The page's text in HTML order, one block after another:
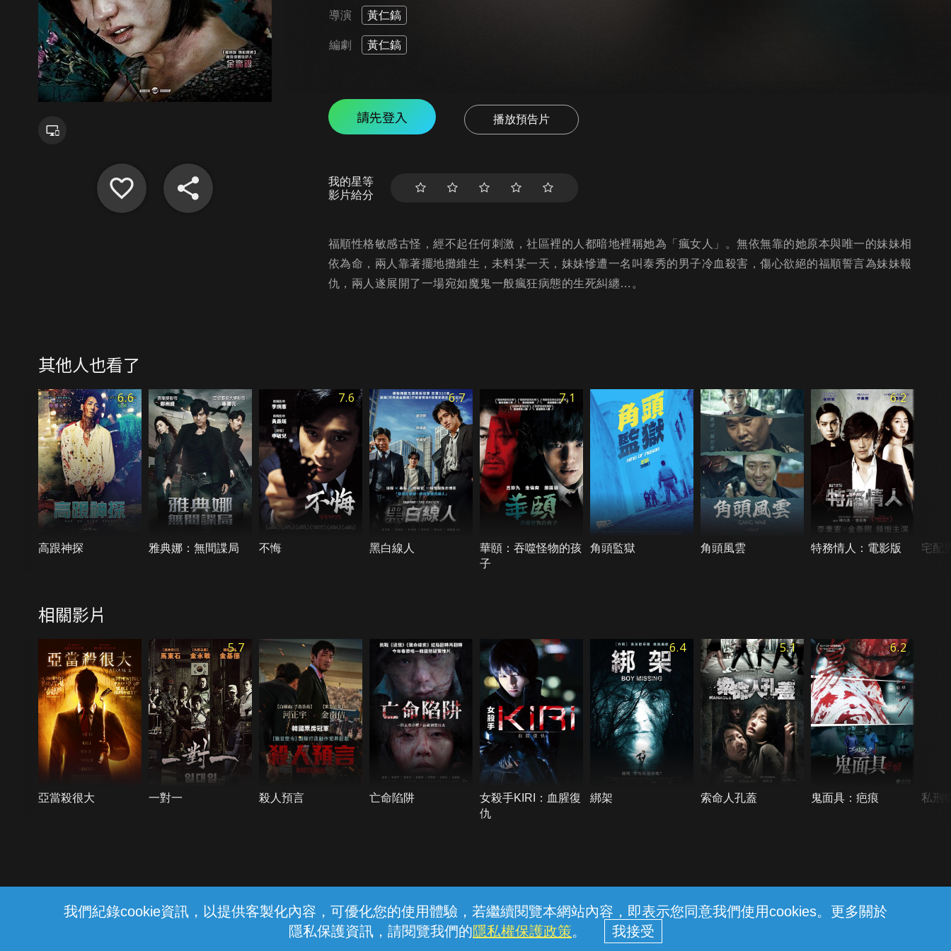
我們紀錄cookie資訊，以提供客製化內容，可優化您的使用體驗，若繼續閱覽本網站內容，即表示您同意我們使用cookies。更多關於
隱私保護資訊，請閱覽我們的隱私權保護政策。
導演 黃仁鎬
編劇 黃仁鎬
請先登入 播放預告片
我的星等
影片給分
福順性格敏感古怪，經不起任何刺激，社區裡的人都暗地裡稱她為「瘋女人」。無依無靠的她原本與唯一的妹妹相
依為命，兩人靠著擺地攤維生，未料某一天，妹妹慘遭一名叫泰秀的男子冷血殺害，傷心欲絕的福順誓言為妹妹報
仇，兩人遂展開了一場宛如魔鬼一般瘋狂病態的生死糾纏…。
其他人也看了
6.6
高跟神探 雅典娜：無間諜局
7.6
不悔
6.7
黑白線人
7.1
華頤：吞噬怪物的孩
子
角頭監獄 角頭風雲
6.2
特務情人：電影版 宅配
相關影片
亞當殺很大
5.7
一對一 殺人預言 亡命陷阱
女殺手KIRI：血腥復
仇
6.4
綁架
5.1
索命人孔蓋
6.2
鬼面具：疤痕 私刑
線上客服 服務條款 隱私權保護
中華電信股份有限公司個人家庭分公司 (統一編號：96979949) © 2026